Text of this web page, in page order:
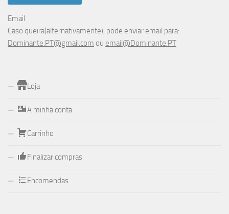
Email
Caso queira(alternativamente), pode enviar email para:
Dominante.PT@gmail.com ou email@Dominante.PT
Loja
A minha conta
Carrinho
Finalizar compras
Encomendas